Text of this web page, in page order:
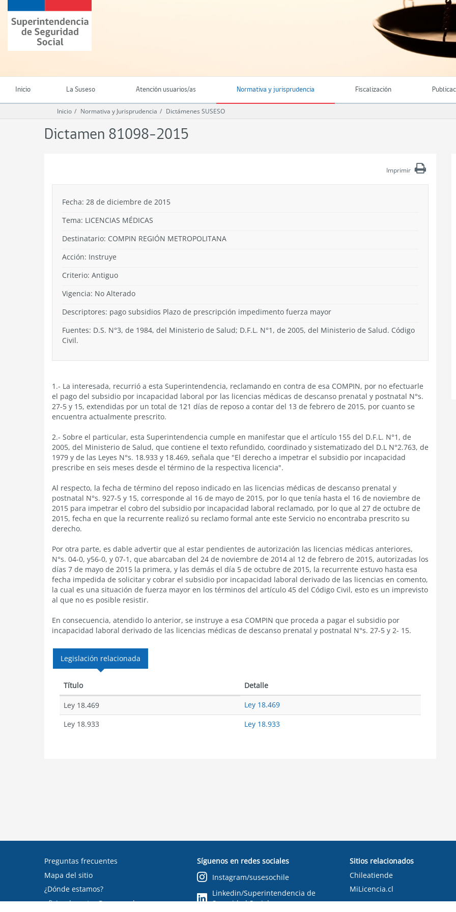
contenido
principal
Superintendencia
de
Seguridad
(SUSESO)
Chile
Inicio La Suseso Atención usuarios/as Normativa y jurisprudencia Fiscalización
Inicio Normativa y Jurisprudencia Dictámenes SUSESO
Dictamen 81098-2015
Imprimir
Fecha: 28 de diciembre de 2015
Tema: LICENCIAS MÉDICAS
Destinatario: COMPIN REGIÓN METROPOLITANA
Acción: Instruye
Criterio: Antiguo
Vigencia: No Alterado
Descriptores: pago subsidios Plazo de prescripción impedimento fuerza mayor
Fuentes: D.S. N°3, de 1984, del Ministerio de Salud; D.F.L. N°1, de 2005, del Ministerio de Salud. Código
Civil.
1.- La interesada, recurrió a esta Superintendencia, reclamando en contra de esa COMPIN, por no efectuarle
el pago del subsidio por incapacidad laboral por las licencias médicas de descanso prenatal y postnatal N°s.
27-5 y 15, extendidas por un total de 121 días de reposo a contar del 13 de febrero de 2015, por cuanto se
encuentra actualmente prescrito.
2.- Sobre el particular, esta Superintendencia cumple en manifestar que el artículo 155 del D.F.L. N°1, de
2005, del Ministerio de Salud, que contiene el texto refundido, coordinado y sistematizado del D.L N°2.763, de
1979 y de las Leyes N°s. 18.933 y 18.469, señala que "El derecho a impetrar el subsidio por incapacidad
prescribe en seis meses desde el término de la respectiva licencia".
Al respecto, la fecha de término del reposo indicado en las licencias médicas de descanso prenatal y
postnatal N°s. 927-5 y 15, corresponde al 16 de mayo de 2015, por lo que tenía hasta el 16 de noviembre de
2015 para impetrar el cobro del subsidio por incapacidad laboral reclamado, por lo que al 27 de octubre de
2015, fecha en que la recurrente realizó su reclamo formal ante este Servicio no encontraba prescrito su
derecho.
Por otra parte, es dable advertir que al estar pendientes de autorización las licencias médicas anteriores,
N°s. 04-0, y56-0, y 07-1, que abarcaban del 24 de noviembre de 2014 al 12 de febrero de 2015, autorizadas los
días 7 de mayo de 2015 la primera, y las demás el día 5 de octubre de 2015, la recurrente estuvo hasta esa
fecha impedida de solicitar y cobrar el subsidio por incapacidad laboral derivado de las licencias en comento,
la cual es una situación de fuerza mayor en los términos del artículo 45 del Código Civil, esto es un imprevisto
al que no es posible resistir.
En consecuencia, atendido lo anterior, se instruye a esa COMPIN que proceda a pagar el subsidio por
incapacidad laboral derivado de las licencias médicas de descanso prenatal y postnatal N°s. 27-5 y 2- 15.
Legislación relacionada
Título Detalle
Ley 18.469
Ley 18.469
Ley 18.933
Ley 18.933
Preguntas frecuentes
Mapa del sitio
¿Dónde estamos?
oficinadepartes@suseso.cl
Síguenos en redes sociales
Instagram/susesochile
Linkedin/Superintendencia de
Seguridad Social
Sitios relacionados
Chileatiende
MiLicencia.cl